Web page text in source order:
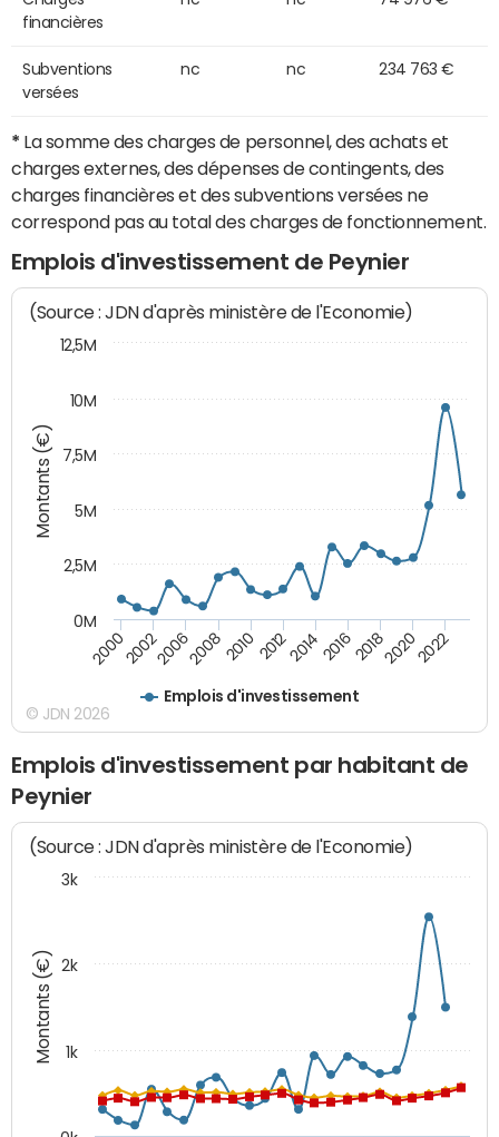
financières
Subventions
versées
nc nc 234 763 €
* La somme des charges de personnel, des achats et
charges externes, des dépenses de contingents, des
charges financières et des subventions versées ne
correspond pas au total des charges de fonctionnement.
Emplois d'investissement de Peynier
Montants (€)
(Source : JDN d'après ministère de l'Economie)
Emplois d'investissement
20002002200620082010 201220142016201820202022
0M
2,5M
5M
7,5M
10M
12,5M
© JDN 2026
Emplois d'investissement par habitant de
Peynier
Montants (€)
(Source : JDN d'après ministère de l'Economie)
1k
2k
3k